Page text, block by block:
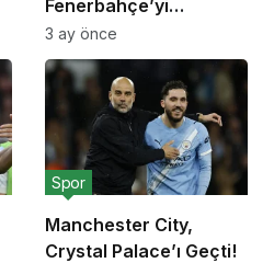
Fenerbahçe’yi
Deplasmanda Yendi!
3 ay önce
Manchester City,
Crystal Palace’ı Geçti!
Spor